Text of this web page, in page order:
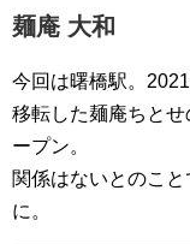
麺庵 大和
今回は曙橋駅。
移転した麺庵ちと
ープン。
関係はないとのこ
に。